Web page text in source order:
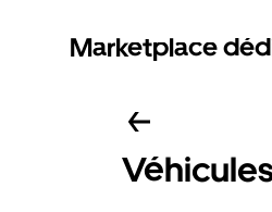
Marketplace